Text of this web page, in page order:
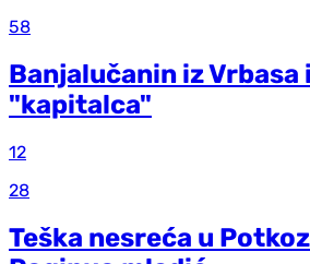
58
Banjalučanin iz Vrbasa
"kapitalca"
12
28
Teška nesreća u